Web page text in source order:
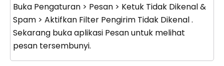
Buka Pengaturan > Pesan > Ketuk Tidak Dikenal &
Spam > Aktifkan Filter Pengirim Tidak Dikenal .
Sekarang buka aplikasi Pesan untuk melihat
pesan tersembunyi.